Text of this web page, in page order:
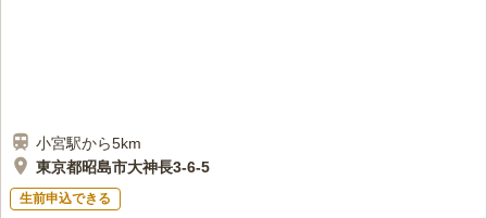
小宮駅から5km
東京都昭島市大神長3-6-5
生前申込できる